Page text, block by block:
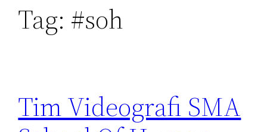
Tag: #soh
Tim Videografi SMA